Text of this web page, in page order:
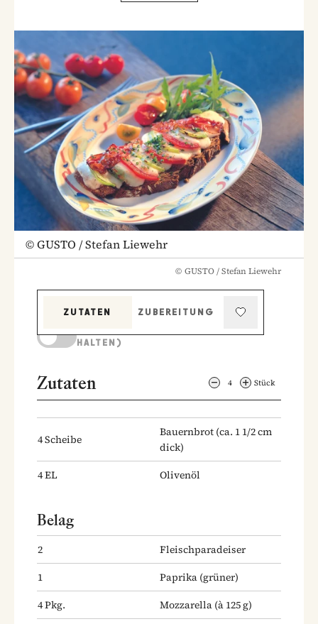
©GUSTO / Stefan Liewehr
© GUSTO / Stefan Liewehr
ZUTATEN
ZUBEREITUNG
HALTEN)
Zutaten 4 Stück
4Scheibe
Bauernbrot (ca. 1 1/2 cm
dick)
4EL Olivenöl
Belag
2
Fleischparadeiser
1
Paprika (grüner)
4Pkg. Mozzarella (à 125 g)